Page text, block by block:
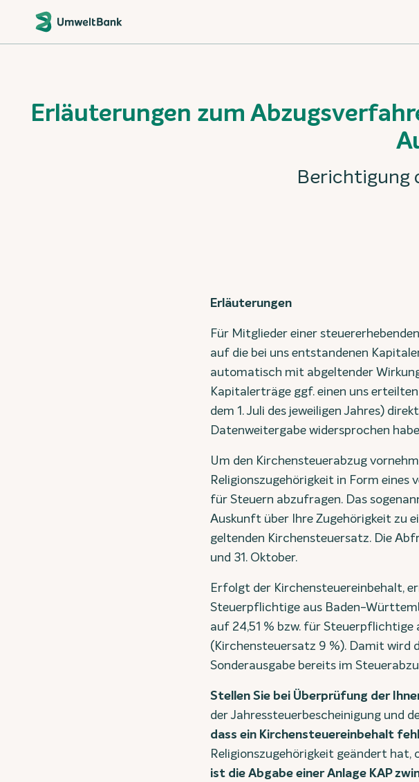
Erläuterungen zum
Berichtigung
Erläuterungen
Für Mitglieder einer
auf die bei uns entstandenen
automatisch mit abgeltender
Kapitalerträge ggf. einen uns
dem 1. Juli des jeweiligen Jahres)
Datenweitergabe widersprochen
Um den Kirchensteuerabzug
Religionszugehörigkeit in Form
für Steuern abzufragen. Das
Auskunft über Ihre Zugehörigkeit zu
geltenden Kirchensteuersatz. Die
und 31. Oktober.
Erfolgt der Kirchensteuereinbehalt,
Steuerpflichtige aus Baden-
auf 24,51 % bzw. für Steuerpflichtige
(Kirchensteuersatz 9 %). Damit wird
Sonderausgabe bereits im
Stellen Sie bei Überprüfung der
der Jahressteuerbescheinigung und
dass ein Kirchensteuereinbehalt
Religionszugehörigkeit geändert
ist die Abgabe einer Anlage KAP